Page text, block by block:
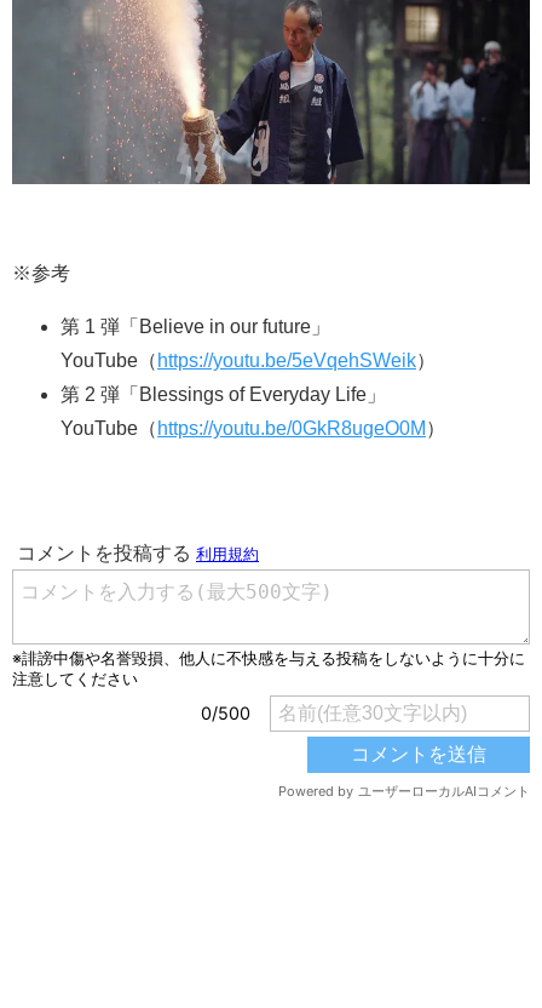
※参考
第 1 弾「Believe in our future」
YouTube（ https://youtu.be/5eVqehSWeik）
第 2 弾「Blessings of Everyday Life」
YouTube（ https://youtu.be/0GkR8ugeO0M ）